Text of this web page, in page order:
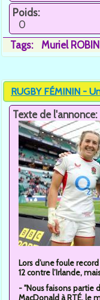
Poids:
0
Tags:
Muriel
RUGBY FÉMININ -
Texte de l'annonce:
Lors d’une foule
12 contre l’Irlande,
- "Nous faisons partie
MacDonald à RTÉ, le